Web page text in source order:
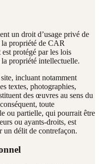
un droit d’usage privé de
propriété de CAR
protégé par les lois
propriété intellectuelle.
incluant notamment
textes, photographies,
des œuvres au sens du
toute
ou partielle, qui pourrait être
ou ayants-droits, est
un délit de contrefaçon.